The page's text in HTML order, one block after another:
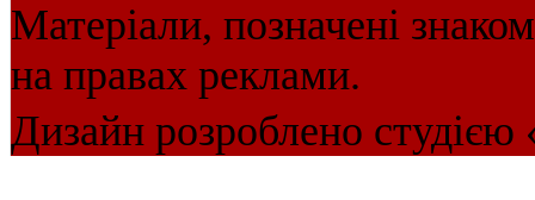
Матеріали, позначені
на правах реклами.
Дизайн розроблено студією